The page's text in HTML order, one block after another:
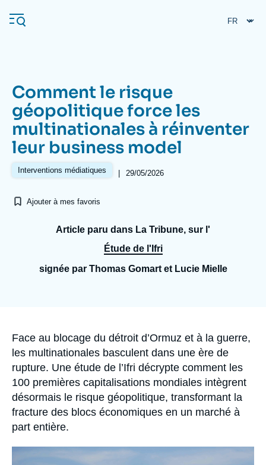
au
contenu
Navigation
principale
L'Ifri
Analyses
Se connecter
Comment le risque
géopolitique force les
multinationales à réinventer
leur business model
Interventions médiatiques | 29/05/2026
Ajouter à mes favoris
Article paru dans La Tribune, sur l'
Étude de l'Ifri
signée par Thomas Gomart et Lucie Mielle
Accroche
Face au blocage du détroit d’Ormuz et à la guerre,
les multinationales basculent dans une ère de
rupture. Une étude de l’Ifri décrypte comment les
100 premières capitalisations mondiales intègrent
désormais le risque géopolitique, transformant la
fracture des blocs économiques en un marché à
part entière.
Image